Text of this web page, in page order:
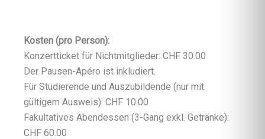
Kosten (pro Person):
Konzertticket für Nichtmitglieder: CHF 30.00
Der Pausen-Apéro ist inkludiert.
Für Studierende und Auszubildende (nur mit
gültigem Ausweis): CHF 10.00
Fakultatives Abendessen (3-Gang exkl. Getränke):
CHF 60.00